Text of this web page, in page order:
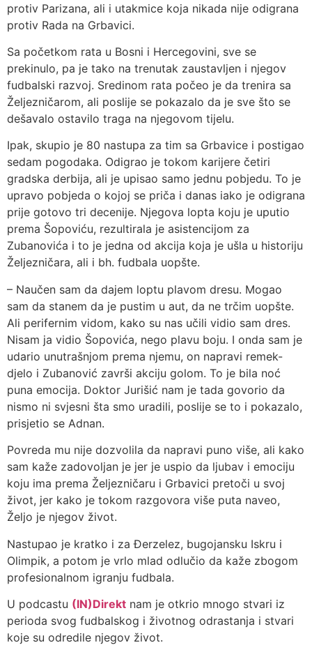
protiv Parizana, ali i utakmice koja nikada nije odigrana
protiv Rada na Grbavici.
Sa početkom rata u Bosni i Hercegovini, sve se
prekinulo, pa je tako na trenutak zaustavljen i njegov
fudbalski razvoj. Sredinom rata počeo je da trenira sa
Željezničarom, ali poslije se pokazalo da je sve što se
dešavalo ostavilo traga na njegovom tijelu.
Ipak, skupio je 80 nastupa za tim sa Grbavice i postigao
sedam pogodaka. Odigrao je tokom karijere četiri
gradska derbija, ali je upisao samo jednu pobjedu. To je
upravo pobjeda o kojoj se priča i danas iako je odigrana
prije gotovo tri decenije. Njegova lopta koju je uputio
prema Šopoviću, rezultirala je asistencijom za
Zubanovića i to je jedna od akcija koja je ušla u historiju
Željezničara, ali i bh. fudbala uopšte.
– Naučen sam da dajem loptu plavom dresu. Mogao
sam da stanem da je pustim u aut, da ne trčim uopšte.
Ali perifernim vidom, kako su nas učili vidio sam dres.
Nisam ja vidio Šopovića, nego plavu boju. I onda sam je
udario unutrašnjom prema njemu, on napravi remek-
djelo i Zubanović završi akciju golom. To je bila noć
puna emocija. Doktor Jurišić nam je tada govorio da
nismo ni svjesni šta smo uradili, poslije se to i pokazalo,
prisjetio se Adnan.
Povreda mu nije dozvolila da napravi puno više, ali kako
sam kaže zadovoljan je jer je uspio da ljubav i emociju
koju ima prema Željezničaru i Grbavici pretoči u svoj
život, jer kako je tokom razgovora više puta naveo,
Željo je njegov život.
Nastupao je kratko i za Đerzelez, bugojansku Iskru i
Olimpik, a potom je vrlo mlad odlučio da kaže zbogom
profesionalnom igranju fudbala.
U podcastu (IN)Direkt nam je otkrio mnogo stvari iz
perioda svog fudbalskog i životnog odrastanja i stvari
koje su odredile njegov život.